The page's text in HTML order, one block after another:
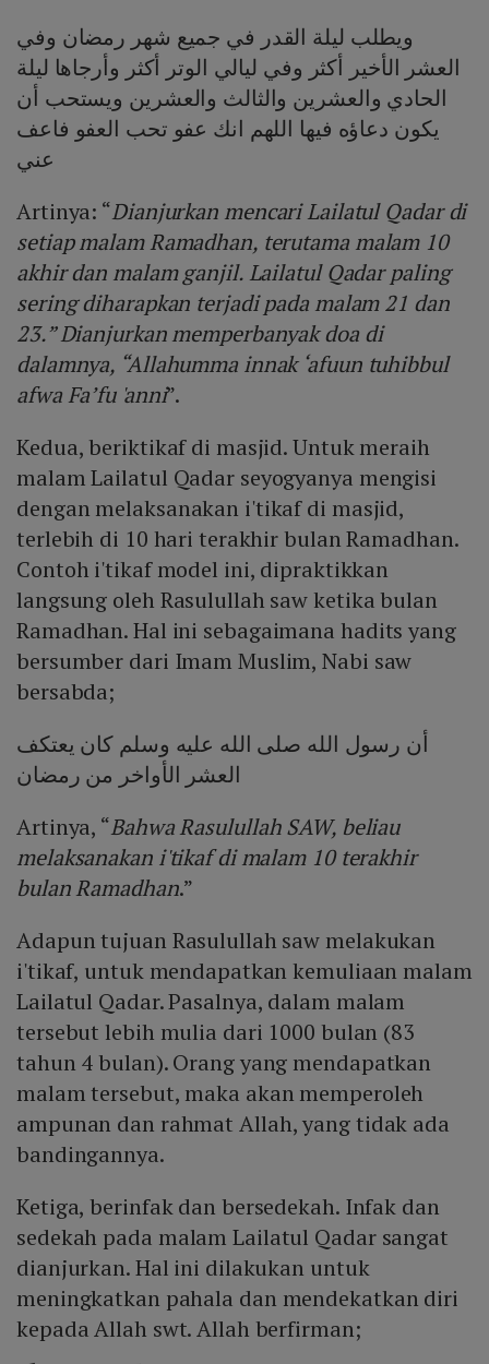
ويطلب ليلة القدر في جميع شهر رمضان وفي
العشر الأخير أكثر وفي ليالي الوتر أكثر وأرجاها ليلة
الحادي والعشرين والثالث والعشرين ويستحب أن
يكون دعاؤه فيها اللهم انك عفو تحب العفو فاعف
عني
Artinya: “Dianjurkan mencari Lailatul Qadar di
setiap malam Ramadhan, terutama malam 10
akhir dan malam ganjil. Lailatul Qadar paling
sering diharapkan terjadi pada malam 21 dan
23.” Dianjurkan memperbanyak doa di
dalamnya, “Allahumma innak ‘afuun tuhibbul
afwa Fa’fu 'anni”.
Kedua, beriktikaf di masjid. Untuk meraih
malam Lailatul Qadar seyogyanya mengisi
dengan melaksanakan i'tikaf di masjid,
terlebih di 10 hari terakhir bulan Ramadhan.
Contoh i'tikaf model ini, dipraktikkan
langsung oleh Rasulullah saw ketika bulan
Ramadhan. Hal ini sebagaimana hadits yang
bersumber dari Imam Muslim, Nabi saw
bersabda;
أن رسول الله صلى الله عليه وسلم كان يعتكف
العشر الأواخر من رمضان
Artinya, “Bahwa Rasulullah SAW, beliau
melaksanakan i'tikaf di malam 10 terakhir
bulan Ramadhan.”
Adapun tujuan Rasulullah saw melakukan
i'tikaf, untuk mendapatkan kemuliaan malam
Lailatul Qadar. Pasalnya, dalam malam
tersebut lebih mulia dari 1000 bulan (83
tahun 4 bulan). Orang yang mendapatkan
malam tersebut, maka akan memperoleh
ampunan dan rahmat Allah, yang tidak ada
bandingannya.
Ketiga, berinfak dan bersedekah. Infak dan
sedekah pada malam Lailatul Qadar sangat
dianjurkan. Hal ini dilakukan untuk
meningkatkan pahala dan mendekatkan diri
kepada Allah swt. Allah berfirman;